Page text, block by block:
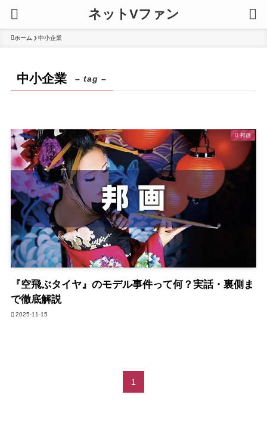
ネットVファン
ホーム 中小企業
中小企業 – tag –
邦画
『空飛ぶタイヤ』のモデル事件って何？実話・裏側ま
で徹底解説
2025-11-15
1